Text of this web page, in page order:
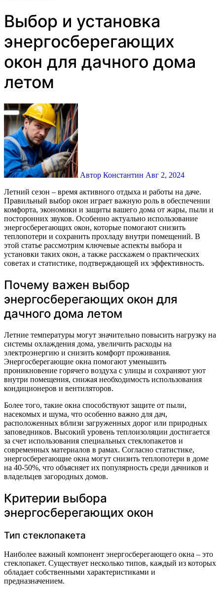
Выбор и установка
энергосберегающих
окон для дачного дома
летом
Автор Константин Авг 2, 2024
Летний сезон – время активного отдыха и работы на даче.
Правильный выбор окон играет важную роль в обеспечении
комфорта, экономики и защиты вашего дома от жары, пыли и
посторонних звуков. Особенно актуально использование
энергосберегающих окон, которые помогают снизить
теплопотери и сохранить прохладу внутри помещений. В
этой статье рассмотрим ключевые аспекты выбора и
установки таких окон, а также расскажем о практических
советах и статистике, подтверждающей их эффективность.
Почему важен выбор
энергосберегающих окон для
дачного дома летом
Летние температуры могут значительно повысить нагрузку на
системы охлаждения дома, увеличить расходы на
электроэнергию и снизить комфорт проживания.
Энергосберегающие окна помогают уменьшить
проникновение горячего воздуха с улицы и сохраняют уют
внутри помещения, снижая необходимость использования
кондиционеров и вентиляторов.
Более того, такие окна способствуют защите от пыли,
насекомых и шума, что особенно важно для дач,
расположенных вблизи загруженных дорог или природных
заповедников. Высокий уровень теплоизоляции достигается
за счет использования специальных стеклопакетов и
современных материалов в рамах. Согласно статистике,
энергосберегающие окна могут снизить теплопотери в доме
на 40-50%, что объясняет их популярность среди дачников и
владельцев загородных домов.
Критерии выбора
энергосберегающих окон
Тип стеклопакета
Наиболее важный компонент энергосберегающего окна – это
стеклопакет. Существует несколько типов, каждый из которых
обладает собственными характеристиками и
предназначением.